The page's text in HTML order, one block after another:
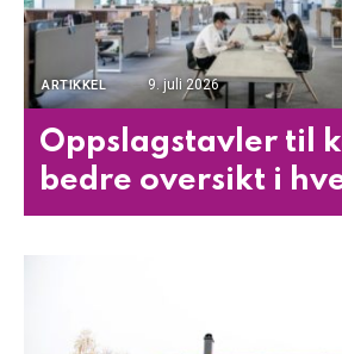
ARTIKKEL 9. juli 2026
Oppslagstavler til
bedre oversikt i